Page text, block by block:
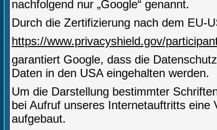
nachfolgend nur „Google“ genannt.
Durch die Zertifizierung nach dem EU-
https://www.privacyshield.gov/
garantiert Google, dass die
Daten in den USA eingehalten werden.
Um die Darstellung bestimmter
bei Aufruf unseres Internetauftritts eine
aufgebaut.